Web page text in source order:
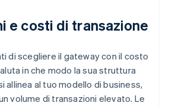
e costi di transazione
di scegliere il gateway con il costo
in che modo la sua struttura
allinea al tuo modello di business,
volume di transazioni elevato. Le